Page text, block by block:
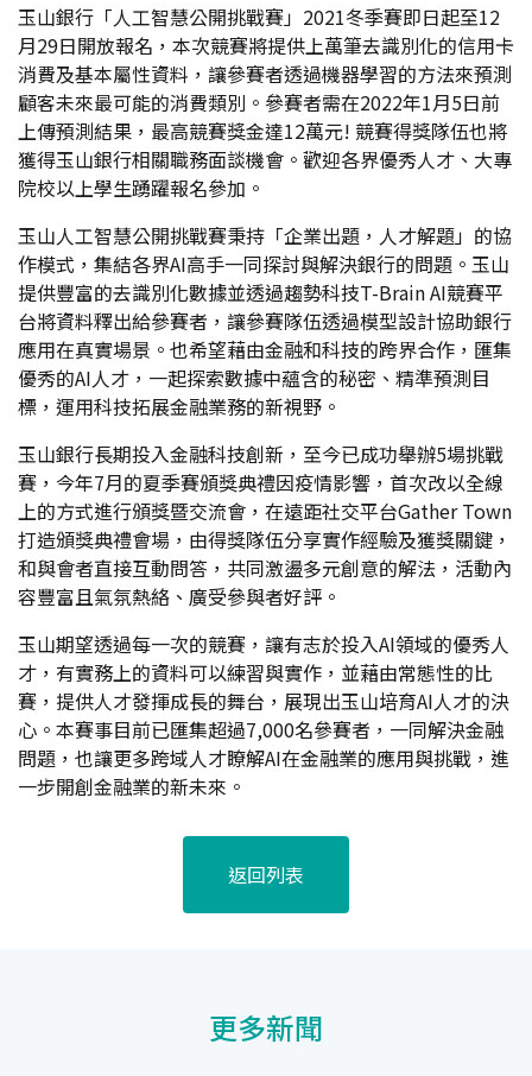
玉山銀行「人工智慧公開挑戰賽」2021冬季賽即日起至12
月29日開放報名，本次競賽將提供上萬筆去識別化的信用卡
消費及基本屬性資料，讓參賽者透過機器學習的方法來預測
顧客未來最可能的消費類別。參賽者需在2022年1月5日前
上傳預測結果，最高競賽獎金達12萬元! 競賽得獎隊伍也將
獲得玉山銀行相關職務面談機會。歡迎各界優秀人才、大專
院校以上學生踴躍報名參加。
玉山人工智慧公開挑戰賽秉持「企業出題，人才解題」的協
作模式，集結各界AI高手一同探討與解決銀行的問題。玉山
提供豐富的去識別化數據並透過趨勢科技T-Brain AI競賽平
台將資料釋出給參賽者，讓參賽隊伍透過模型設計協助銀行
應用在真實場景。也希望藉由金融和科技的跨界合作，匯集
優秀的AI人才，一起探索數據中蘊含的秘密、精準預測目
標，運用科技拓展金融業務的新視野。
玉山銀行長期投入金融科技創新，至今已成功舉辦5場挑戰
賽，今年7月的夏季賽頒獎典禮因疫情影響，首次改以全線
上的方式進行頒獎暨交流會，在遠距社交平台Gather Town
打造頒獎典禮會場，由得獎隊伍分享實作經驗及獲獎關鍵，
和與會者直接互動問答，共同激盪多元創意的解法，活動內
容豐富且氣氛熱絡、廣受參與者好評。
玉山期望透過每一次的競賽，讓有志於投入AI領域的優秀人
才，有實務上的資料可以練習與實作，並藉由常態性的比
賽，提供人才發揮成長的舞台，展現出玉山培育AI人才的決
心。本賽事目前已匯集超過7,000名參賽者，一同解決金融
問題，也讓更多跨域人才瞭解AI在金融業的應用與挑戰，進
一步開創金融業的新未來。
返回列表
更多新聞